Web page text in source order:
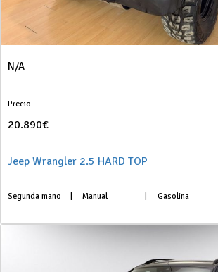
N/A
Precio
20.890€
Jeep Wrangler 2.5 HARD TOP
Segunda mano Manual Gasolina